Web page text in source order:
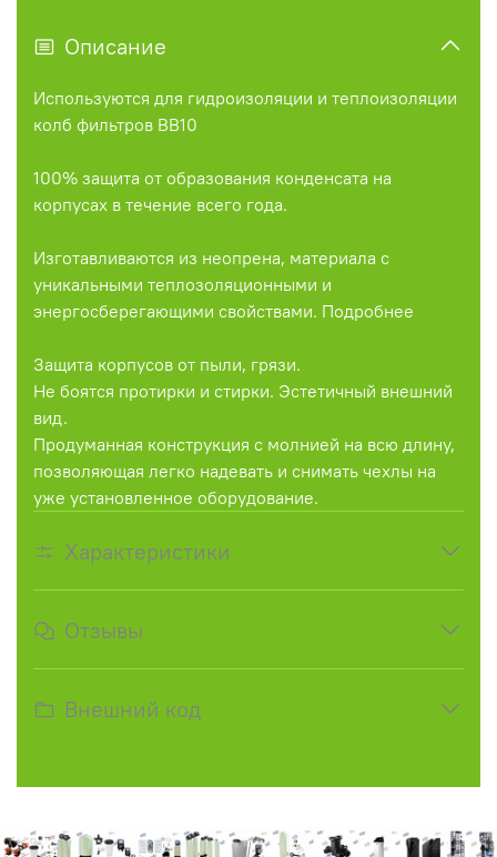
Описание
Используются для гидроизоляции и теплоизоляции
колб фильтров BB10
100% защита от образования конденсата на
корпусах в течение всего года.
Изготавливаются из неопрена, материала с
уникальными теплозоляционными и
энергосберегающими свойствами. Подробнее
Защита корпусов от пыли, грязи.
Не боятся протирки и стирки. Эстетичный внешний
вид.
Продуманная конструкция с молнией на всю длину,
позволяющая легко надевать и снимать чехлы на
уже установленное оборудование.
Характеристики
Отзывы
Внешний код